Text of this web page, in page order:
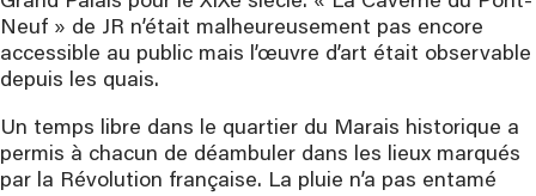
Neuf » de JR n’était malheureusement pas encore
accessible au public mais l’œuvre d’art était observable
depuis les quais.
Un temps libre dans le quartier du Marais historique a
permis à chacun de déambuler dans les lieux marqués
par la Révolution française. La pluie n’a pas entamé